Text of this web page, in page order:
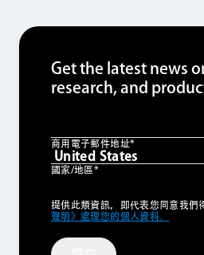
Get the latest news
research, and
商用電子郵件地址*
國家/地區*
Privacy
Optin
提供此類資訊，即代表您同意我們
聲明》處理您的個人資料。